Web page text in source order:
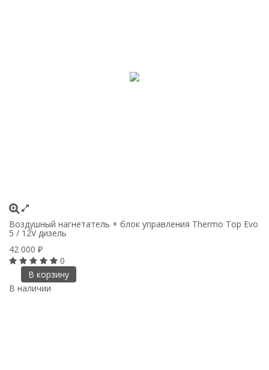
Воздушный нагнетатель + блок управления Thermo Top Evo
5 / 12V дизель
42 000 ₽
0
В корзину
В наличии